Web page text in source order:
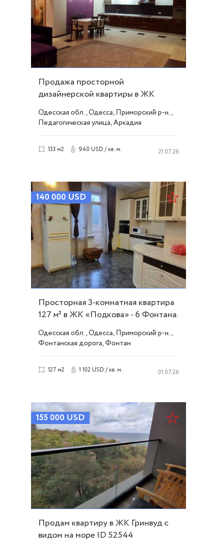
Продажа просторной
дизайнерской квартиры в ЖК
Акапулько у моря ID 50735
Одесская обл., Одесса, Приморский р-н.,
Педагогическая улица, Аркадия
133 м2 940 USD / кв. м. 21.07.26
140 000 USD
Просторная 3-комнатная квартира
127 м² в ЖК «Подкова» - 6 Фонтана.
ID 53818
Одесская обл., Одесса, Приморский р-н.,
Фонтанская дорога, Фонтан
127 м2 1 102 USD / кв. м. 01.07.26
155 000 USD
Продам квартиру в ЖК Гринвуд с
видом на море ID 52544